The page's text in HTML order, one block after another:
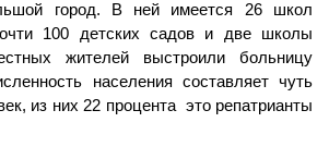
город. В ней имеется 26 школ
100 детских садов и две школы
жителей выстроили больницу
населения составляет чуть
из них 22 процента  это репатрианты